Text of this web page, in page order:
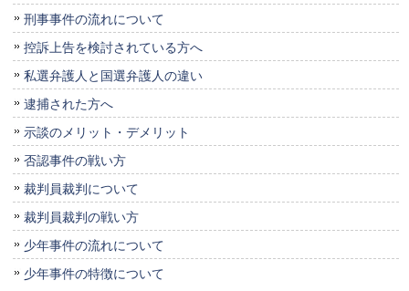
刑事事件の流れについて
控訴上告を検討されている方へ
私選弁護人と国選弁護人の違い
逮捕された方へ
示談のメリット・デメリット
否認事件の戦い方
裁判員裁判について
裁判員裁判の戦い方
少年事件の流れについて
少年事件の特徴について